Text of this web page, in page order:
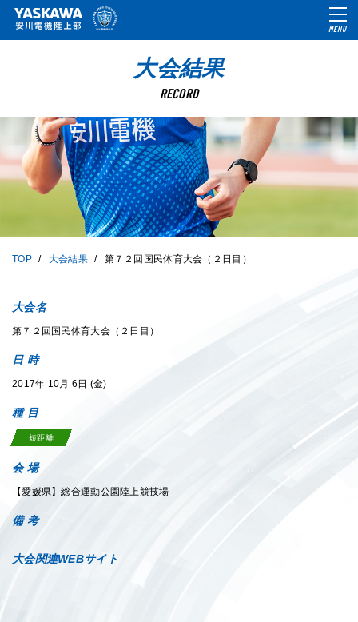
MENU
大会結果
RECORD
TOP 大会結果 第７２回国民体育大会（２日目）
大会名
第７２回国民体育大会（２日目）
日 時
2017年 10月 6日 (金)
種 目
短距離
会 場
【愛媛県】総合運動公園陸上競技場
備 考
大会関連WEBサイト